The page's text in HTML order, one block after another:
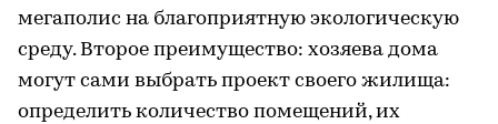
мегаполис на благоприятную экологическую
среду. Второе преимущество: хозяева дома
могут сами выбрать проект своего жилища:
определить количество помещений, их